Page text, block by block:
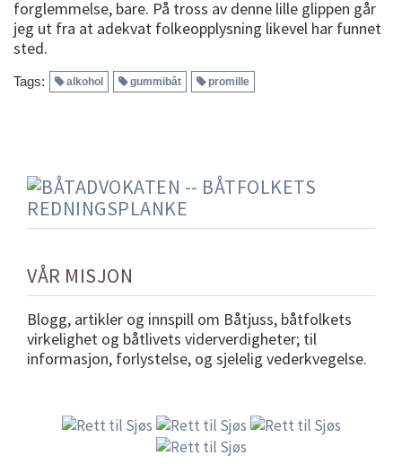
forglemmelse, bare. På tross av denne lille glippen går
jeg ut fra at adekvat folkeopplysning likevel har funnet
sted.
Tags: alkohol gummibåt promille
VÅR MISJON
Blogg, artikler og innspill om Båtjuss, båtfolkets
virkelighet og båtlivets viderverdigheter; til
informasjon, forlystelse, og sjelelig vederkvegelse.